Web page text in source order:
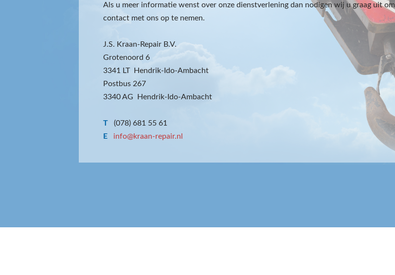
Als u meer informatie wenst over onze dienstverlening dan nodigen wij u graag uit om
contact met ons op te nemen.
J.S. Kraan-Repair B.V.
Grotenoord 6
3341 LT Hendrik-Ido-Ambacht
Postbus 267
3340 AG Hendrik-Ido-Ambacht
T
(078) 681 55 61
E
info@kraan-repair.nl